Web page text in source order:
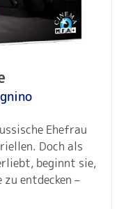
Ehefrau
Doch als
beginnt sie,
entdecken –